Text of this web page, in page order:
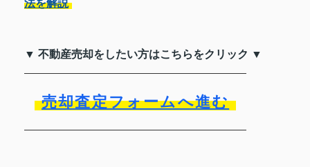
法を解説
▼ 不動産売却をしたい方はこちらをクリック ▼
売却査定フォームへ進む